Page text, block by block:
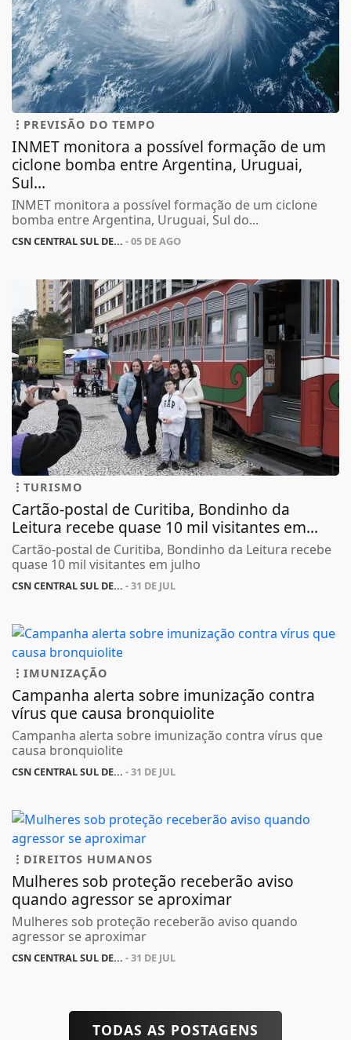
PREVISÃO DO TEMPO
INMET monitora a possível formação de um
ciclone bomba entre Argentina, Uruguai,
Sul...
INMET monitora a possível formação de um ciclone
bomba entre Argentina, Uruguai, Sul do...
CSN CENTRAL SUL DE... - 05 DE AGO
TURISMO
Cartão-postal de Curitiba, Bondinho da
Leitura recebe quase 10 mil visitantes em...
Cartão-postal de Curitiba, Bondinho da Leitura recebe
quase 10 mil visitantes em julho
CSN CENTRAL SUL DE... - 31 DE JUL
IMUNIZAÇÃO
Campanha alerta sobre imunização contra
vírus que causa bronquiolite
Campanha alerta sobre imunização contra vírus que
causa bronquiolite
CSN CENTRAL SUL DE... - 31 DE JUL
DIREITOS HUMANOS
Mulheres sob proteção receberão aviso
quando agressor se aproximar
Mulheres sob proteção receberão aviso quando
agressor se aproximar
CSN CENTRAL SUL DE... - 31 DE JUL
TODAS AS POSTAGENS